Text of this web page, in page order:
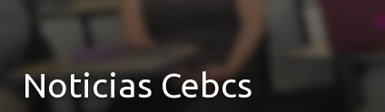
Noticias Cebcs